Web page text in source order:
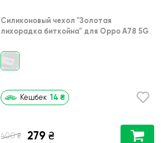
Силиконовый чехол "Золотая
лихорадка биткойна" для Oppo A78 5G
Кешбек 14 ₴
400 ₴ 279 ₴